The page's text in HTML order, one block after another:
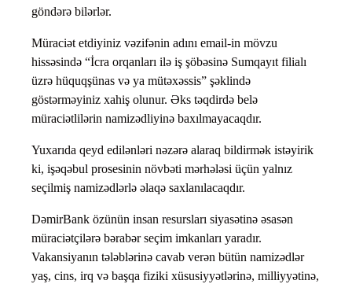
göndərə bilərlər.
Müraciət etdiyiniz vəzifənin adını email-in mövzu
hissəsində “İcra orqanları ilə iş şöbəsinə Sumqayıt filialı
üzrə hüquqşünas və ya mütəxəssis” şəklində
göstərməyiniz xahiş olunur. Əks təqdirdə belə
müraciətlilərin namizədliyinə baxılmayacaqdır.
Yuxarıda qeyd edilənləri nəzərə alaraq bildirmək istəyirik
ki, işəqəbul prosesinin növbəti mərhələsi üçün yalnız
seçilmiş namizədlərlə əlaqə saxlanılacaqdır.
DəmirBank özünün insan resursları siyasətinə əsasən
müraciətçilərə bərabər seçim imkanları yaradır.
Vakansiyanın tələblərinə cavab verən bütün namizədlər
yaş, cins, irq və başqa fiziki xüsusiyyətlərinə, milliyyətinə,